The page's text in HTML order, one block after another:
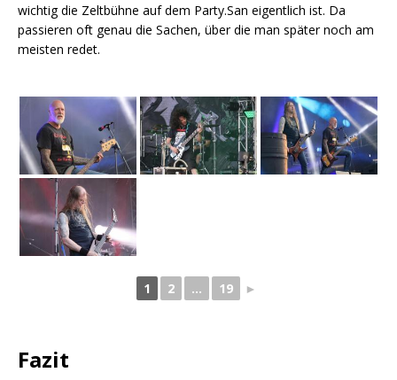
wichtig die Zeltbühne auf dem Party.San eigentlich ist. Da
passieren oft genau die Sachen, über die man später noch am
meisten redet.
1 2 ... 19 ►
Fazit